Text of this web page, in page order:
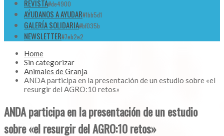
REVISTA#de4900
AÝUDANOS A AYUDAR#1bb5d1
GALERÍA SOLIDARIA#bf035b
NEWSLETTER#7eb2e2
Home
Sin categorizar
Animales de Granja
ANDA participa en la presentación de un estudio sobre «el
resurgir del AGRO:10 retos»
ANDA participa en la presentación de un estudio
sobre «el resurgir del AGRO:10 retos»